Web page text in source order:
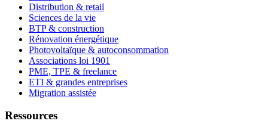
Distribution & retail
Sciences de la vie
BTP & construction
Rénovation énergétique
Photovoltaïque & autoconsommation
Associations loi 1901
PME, TPE & freelance
ETI & grandes entreprises
Migration assistée
Ressources